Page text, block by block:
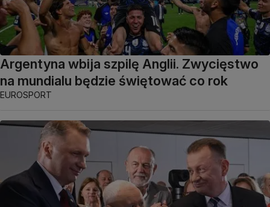
Argentyna wbija szpilę Anglii. Zwycięstwo
na mundialu będzie świętować co rok
EUROSPORT